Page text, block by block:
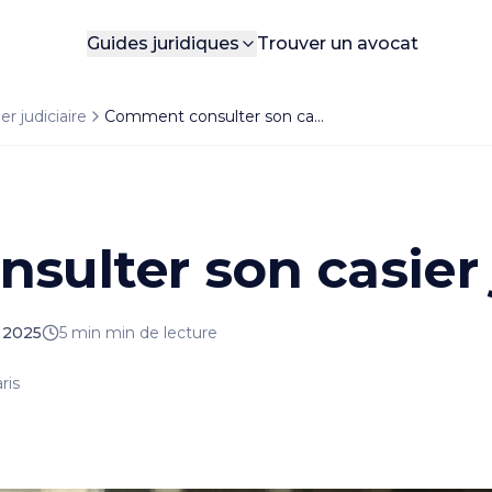
Guides juridiques Trouver un avocat
votre bulletin n°3 facilement en ligne ou par
?
la personne concernée ou son représentant légal.
n°3) par courrier est généralement de deux
Article vérifié parAlessa Perronia.
judiciaire Comment consulter son casier judiciaire ?
son
5 min min de lecture